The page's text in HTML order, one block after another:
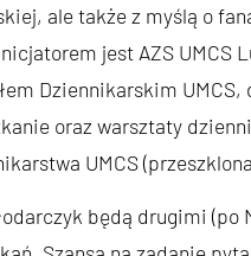
ale także z myślą o
jest AZS UMCS
Dziennikarskim
oraz warsztaty
UMCS
będą drugimi